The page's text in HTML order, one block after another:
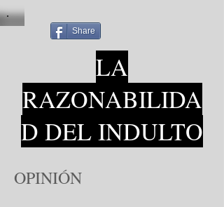
Share
LA
RAZONABILIDA
D DEL INDULTO
OPINIÓN